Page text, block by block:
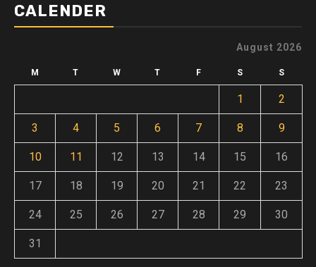
CALENDER
August 2026
M T W T F S S
1 2
3 4 5 6 7 8 9
10 11 12 13 14 15 16
17 18 19 20 21 22 23
24 25 26 27 28 29 30
31